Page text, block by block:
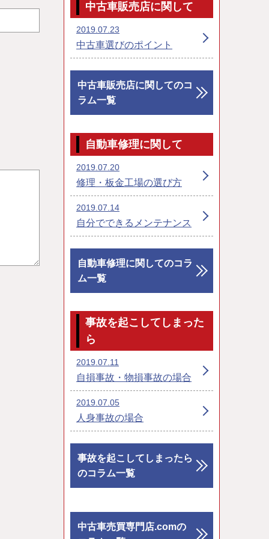
中古車販売店に関して
2019.07.23
中古車選びのポイント
中古車販売店に関してのコ
ラム一覧
自動車修理に関して
2019.07.20
修理・板金工場の選び方
2019.07.14
自分でできるメンテナンス
自動車修理に関してのコラ
ム一覧
事故を起こしてしまった
ら
2019.07.11
自損事故・物損事故の場合
2019.07.05
人身事故の場合
事故を起こしてしまったら
のコラム一覧
中古車売買専門店.comの